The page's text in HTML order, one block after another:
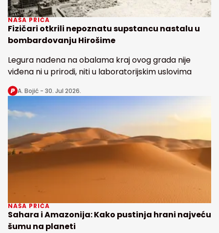
NAŠA PRIČA
Fizičari otkrili nepoznatu supstancu nastalu u
bombardovanju Hirošime
Legura nađena na obalama kraj ovog grada nije
viđena ni u prirodi, niti u laboratorijskim uslovima
A. Bojić - 30. Jul 2026.
NAŠA PRIČA
Sahara i Amazonija: Kako pustinja hrani najveću
šumu na planeti